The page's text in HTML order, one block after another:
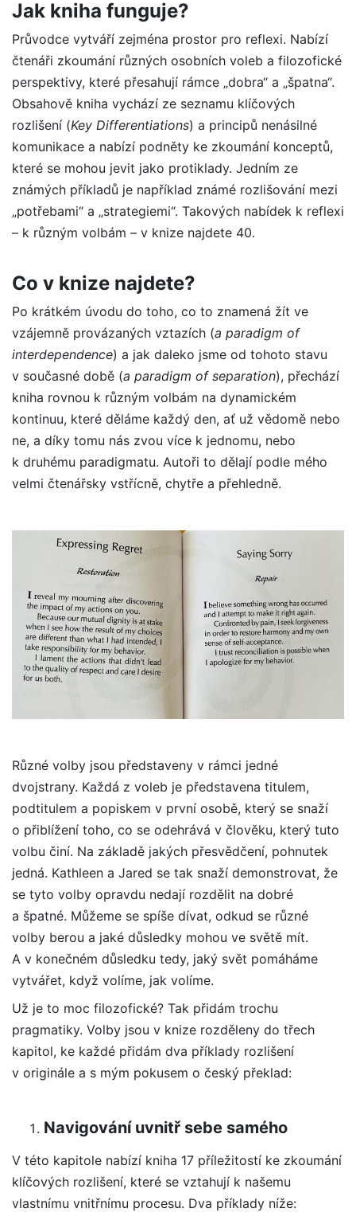
Jak kniha funguje?
Průvodce vytváří zejména prostor pro reflexi. Nabízí
čtenáři zkoumání různých osobních voleb a filozofické
perspektivy, které přesahují rámce „dobra“ a „špatna“.
Obsahově kniha vychází ze seznamu klíčových
rozlišení (Key Differentiations) a principů nenásilné
komunikace a nabízí podněty ke zkoumání konceptů,
které se mohou jevit jako protiklady. Jedním ze
známých příkladů je například známé rozlišování mezi
„potřebami“ a „strategiemi“. Takových nabídek k reflexi
– k různým volbám – v knize najdete 40.
Co v knize najdete?
Po krátkém úvodu do toho, co to znamená žít ve
vzájemně provázaných vztazích (a paradigm of
interdependence) a jak daleko jsme od tohoto stavu
v současné době (a paradigm of separation), přechází
kniha rovnou k různým volbám na dynamickém
kontinuu, které děláme každý den, ať už vědomě nebo
ne, a díky tomu nás zvou více k jednomu, nebo
k druhému paradigmatu. Autoři to dělají podle mého
velmi čtenářsky vstřícně, chytře a přehledně.
Různé volby jsou představeny v rámci jedné
dvojstrany. Každá z voleb je představena titulem,
podtitulem a popiskem v první osobě, který se snaží
o přiblížení toho, co se odehrává v člověku, který tuto
volbu činí. Na základě jakých přesvědčení, pohnutek
jedná. Kathleen a Jared se tak snaží demonstrovat, že
se tyto volby opravdu nedají rozdělit na dobré
a špatné. Můžeme se spíše dívat, odkud se různé
volby berou a jaké důsledky mohou ve světě mít.
A v konečném důsledku tedy, jaký svět pomáháme
vytvářet, když volíme, jak volíme.
Už je to moc filozofické? Tak přidám trochu
pragmatiky. Volby jsou v knize rozděleny do třech
kapitol, ke každé přidám dva příklady rozlišení
v originále a s mým pokusem o český překlad:
Navigování uvnitř sebe samého
V této kapitole nabízí kniha 17 příležitostí ke zkoumání
klíčových rozlišení, které se vztahují k našemu
vlastnímu vnitřnímu procesu. Dva příklady níže: